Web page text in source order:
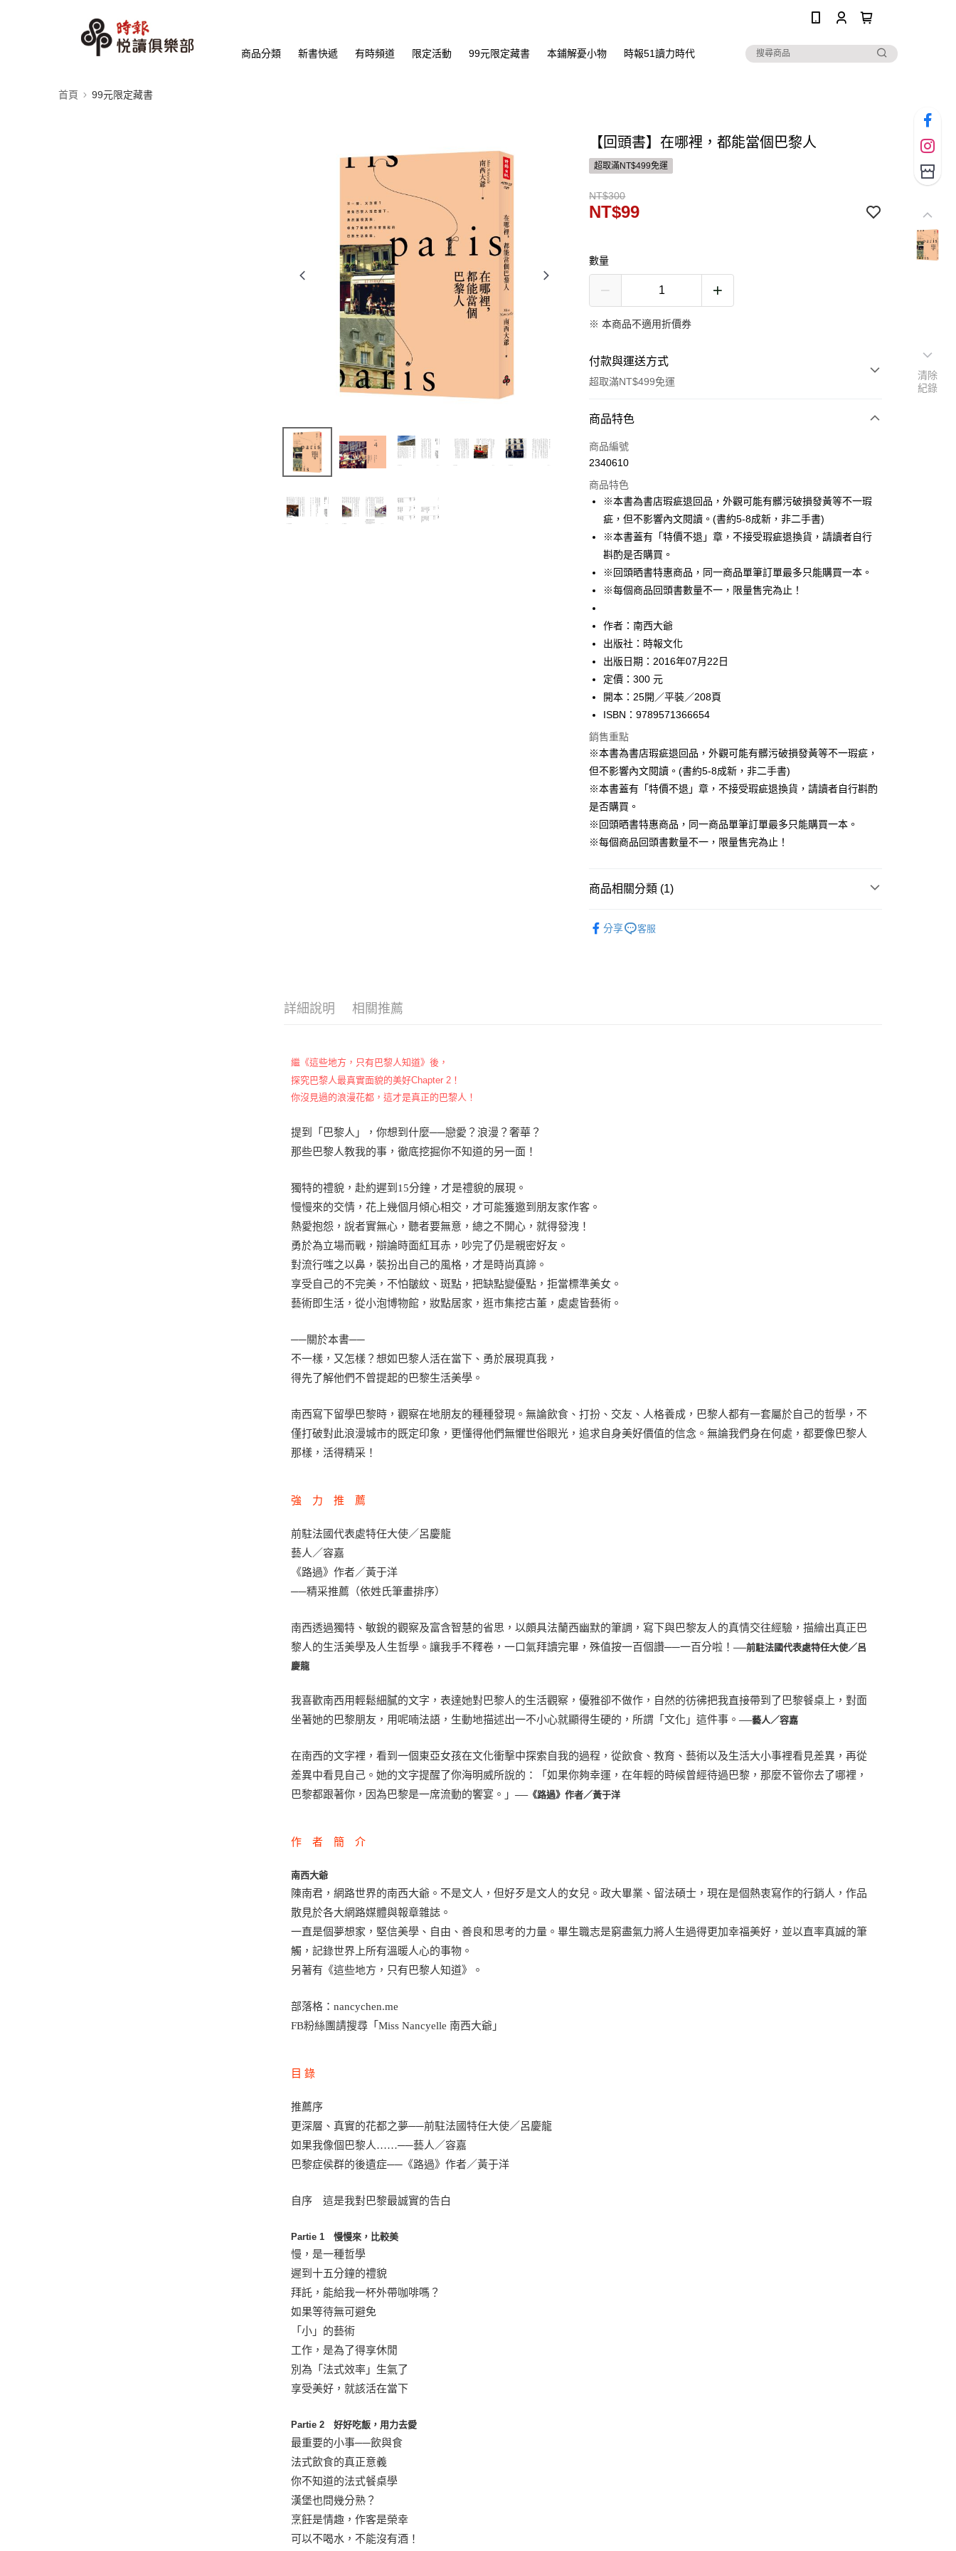
商品分類 新書快遞 有時頻道 限定活動 99元限定藏書 本鋪解憂小物 時報51讀力時代
首頁 99元限定藏書
【回頭書】在哪裡，都能當個巴黎人
超取滿NT$499免運
NT$300
NT$99
數量
※ 本商品不適用折價券
付款與運送方式
超取滿NT$499免運
付款方式
信用卡一次付款
運送方式
付款後全家取貨
每筆NT$60，滿NT$499(含以上)免運費
付款後7-11取貨
每筆NT$60，滿NT$499(含以上)免運費
宅配
商品特色
商品編號
2340610
商品特色
※本書為書店瑕疵退回品，外觀可能有髒污破損發黃等不一瑕
疵，但不影響內文閱讀。(書約5-8成新，非二手書)
※本書蓋有「特價不退」章，不接受瑕疵退換貨，請讀者自行
斟酌是否購買。
※回頭晒書特惠商品，同一商品單筆訂單最多只能購買一本。
※每個商品回頭書數量不一，限量售完為止！
作者：南西大爺
出版社：時報文化
出版日期：2016年07月22日
定價：300 元
開本：25開／平裝／208頁
ISBN：9789571366654
銷售重點
※本書為書店瑕疵退回品，外觀可能有髒污破損發黃等不一瑕疵，
但不影響內文閱讀。(書約5-8成新，非二手書)
※本書蓋有「特價不退」章，不接受瑕疵退換貨，請讀者自行斟酌
是否購買。
※回頭晒書特惠商品，同一商品單筆訂單最多只能購買一本。
※每個商品回頭書數量不一，限量售完為止！
商品相關分類 (1)
分享
客服
詳細說明 相關推薦
繼《這些地方，只有巴黎人知道》後，
探究巴黎人最真實面貌的美好Chapter 2！
你沒見過的浪漫花都，這才是真正的巴黎人！
提到「巴黎人」，你想到什麼──戀愛？浪漫？奢華？
那些巴黎人教我的事，徹底挖掘你不知道的另一面！
獨特的禮貌，赴約遲到15分鐘，才是禮貌的展現。
慢慢來的交情，花上幾個月傾心相交，才可能獲邀到朋友家作客。
熱愛抱怨，說者實無心，聽者要無意，總之不開心，就得發洩！
勇於為立場而戰，辯論時面紅耳赤，吵完了仍是親密好友。
對流行嗤之以鼻，裝扮出自己的風格，才是時尚真諦。
享受自己的不完美，不怕皺紋、斑點，把缺點變優點，拒當標準美女。
藝術即生活，從小泡博物館，妝點居家，逛市集挖古董，處處皆藝術。
──關於本書──
不一樣，又怎樣？想如巴黎人活在當下、勇於展現真我，
得先了解他們不曾提起的巴黎生活美學。
南西寫下留學巴黎時，觀察在地朋友的種種發現。無論飲食、打扮、交友、人格養成，巴黎人都有一套屬於自己的哲學，不
僅打破對此浪漫城市的既定印象，更懂得他們無懼世俗眼光，追求自身美好價值的信念。無論我們身在何處，都要像巴黎人
那樣，活得精采！
強 力 推 薦
前駐法國代表處特任大使／呂慶龍
藝人／容嘉
《路過》作者／黃于洋
──精采推薦（依姓氏筆畫排序）
南西透過獨特、敏銳的觀察及富含智慧的省思，以頗具法蘭西幽默的筆調，寫下與巴黎友人的真情交往經驗，描繪出真正巴
黎人的生活美學及人生哲學。讓我手不釋卷，一口氣拜讀完畢，殊值按一百個讚──一百分啦！──前駐法國代表處特任大使／呂
慶龍
我喜歡南西用輕鬆細膩的文字，表達她對巴黎人的生活觀察，優雅卻不做作，自然的彷彿把我直接帶到了巴黎餐桌上，對面
坐著她的巴黎朋友，用呢喃法語，生動地描述出一不小心就顯得生硬的，所謂「文化」這件事。──藝人／容嘉
在南西的文字裡，看到一個東亞女孩在文化衝擊中探索自我的過程，從飲食、教育、藝術以及生活大小事裡看見差異，再從
差異中看見自己。她的文字提醒了你海明威所說的：「如果你夠幸運，在年輕的時候曾經待過巴黎，那麼不管你去了哪裡，
巴黎都跟著你，因為巴黎是一席流動的饗宴。」──《路過》作者／黃于洋
作 者 簡 介
南西大爺
陳南君，網路世界的南西大爺。不是文人，但好歹是文人的女兒。政大畢業、留法碩士，現在是個熱衷寫作的行銷人，作品
散見於各大網路媒體與報章雜誌。
一直是個夢想家，堅信美學、自由、善良和思考的力量。畢生職志是窮盡氣力將人生過得更加幸福美好，並以直率真誠的筆
觸，記錄世界上所有溫暖人心的事物。
另著有《這些地方，只有巴黎人知道》。
部落格：nancychen.me
FB粉絲團請搜尋「Miss Nancyelle 南西大爺」
目 錄
推薦序
更深層、真實的花都之夢──前駐法國特任大使／呂慶龍
如果我像個巴黎人……──藝人／容嘉
巴黎症侯群的後遺症──《路過》作者／黃于洋
自序 這是我對巴黎最誠實的告白
Partie 1 慢慢來，比較美
慢，是一種哲學
遲到十五分鐘的禮貌
拜託，能給我一杯外帶咖啡嗎？
如果等待無可避免
「小」的藝術
工作，是為了得享休閒
別為「法式效率」生氣了
享受美好，就該活在當下
Partie 2 好好吃飯，用力去愛
最重要的小事──飲與食
法式飲食的真正意義
你不知道的法式餐桌學
漢堡也問幾分熟？
烹飪是情趣，作客是榮幸
可以不喝水，不能沒有酒！
清除
紀錄